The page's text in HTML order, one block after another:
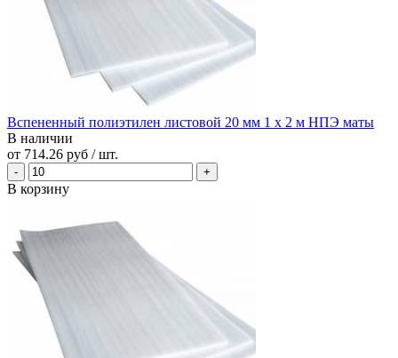
Вспененный полиэтилен листовой 20 мм 1 х 2 м НПЭ маты
В наличии
от 714.26 руб / шт.
В корзину